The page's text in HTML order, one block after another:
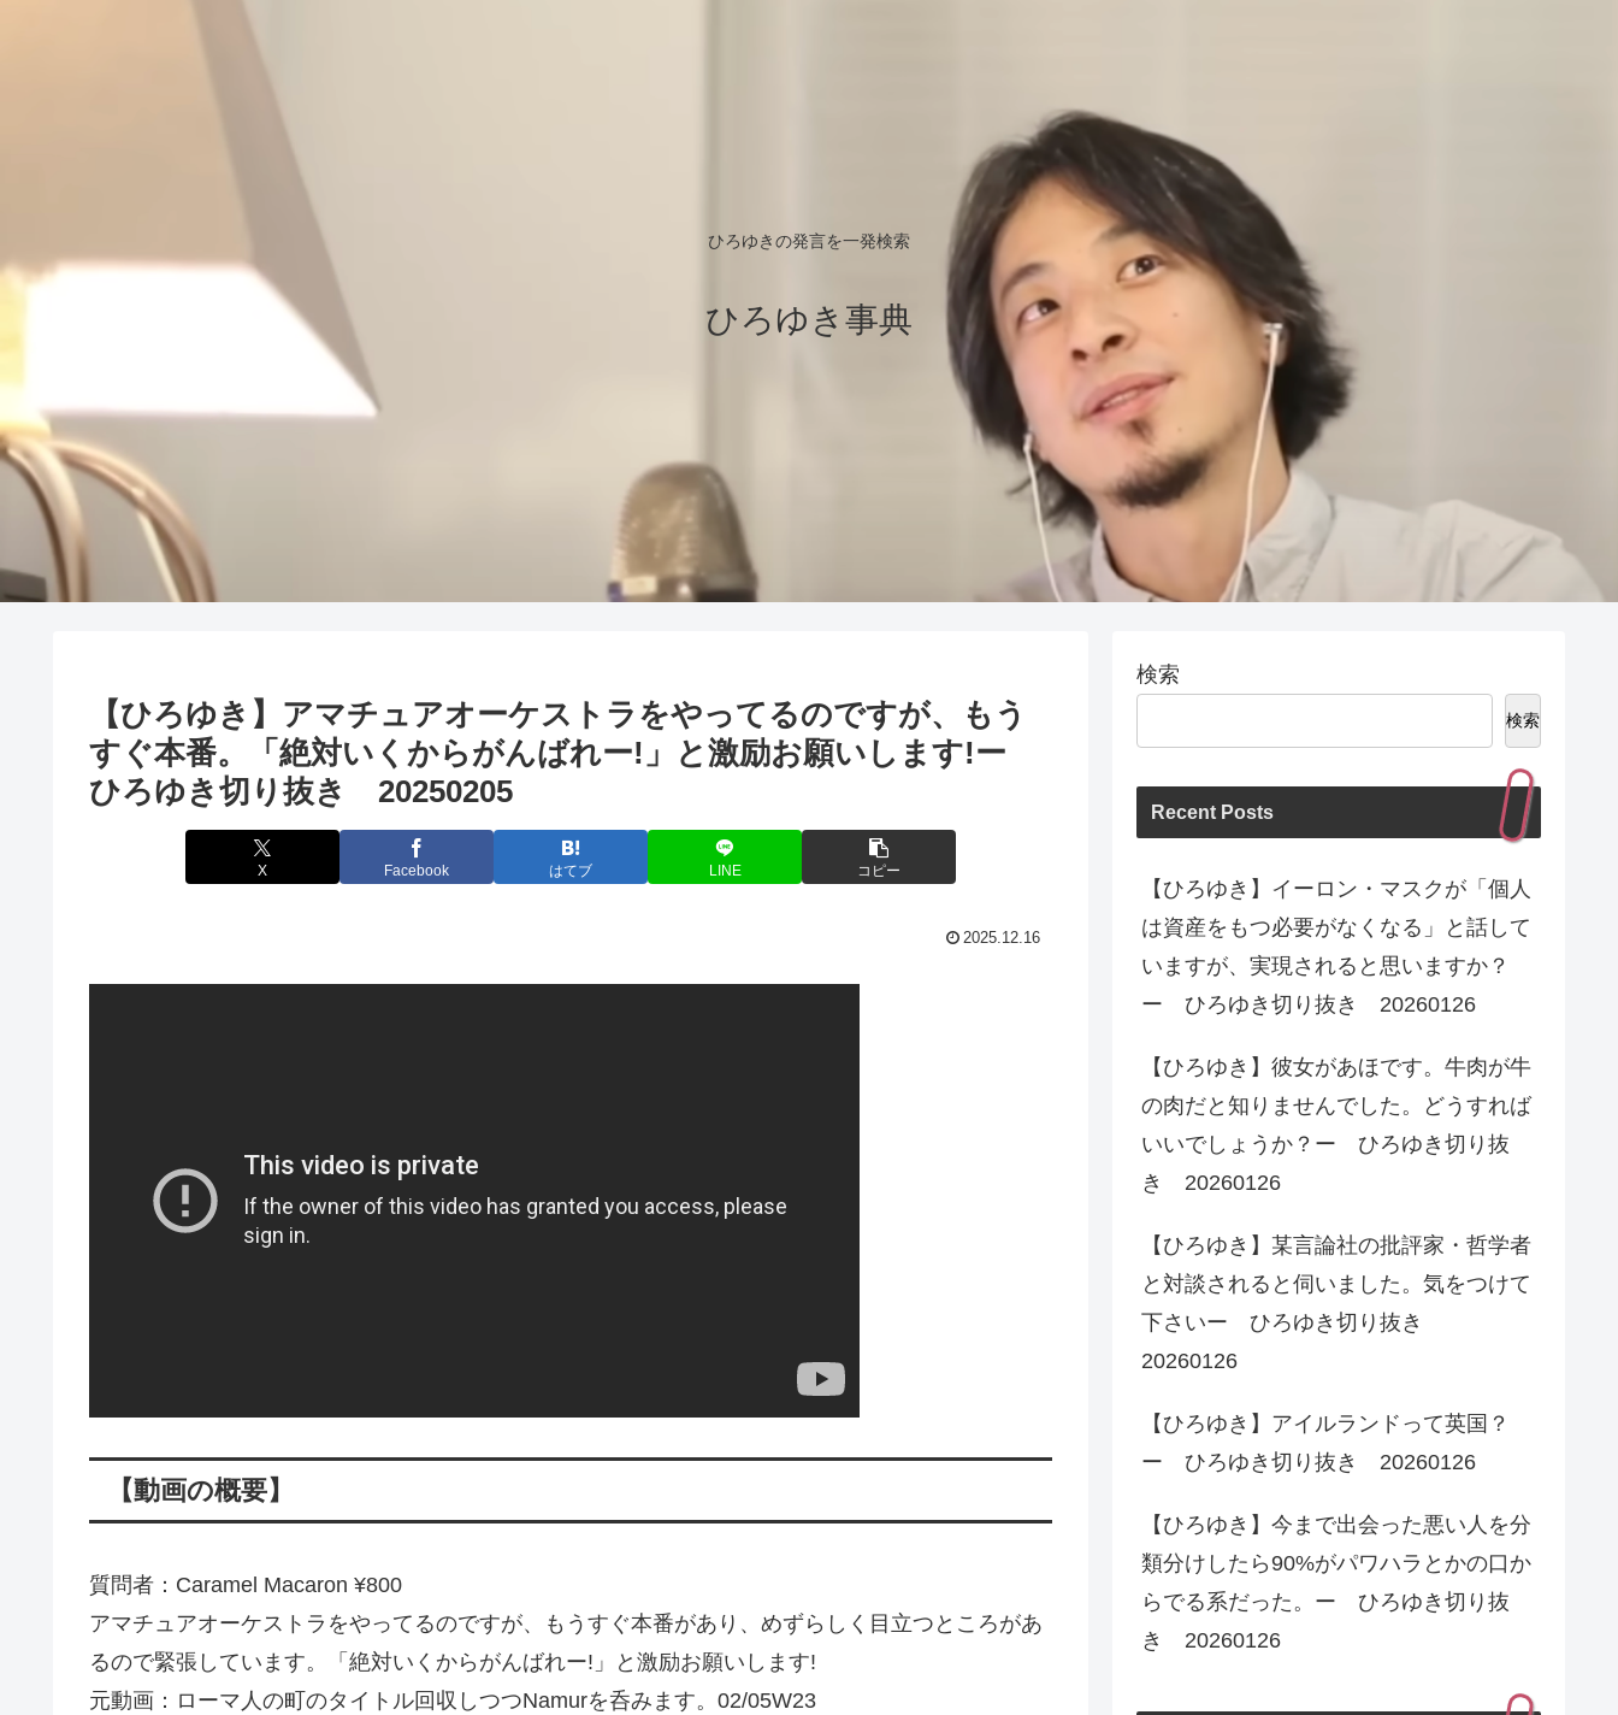
ひろゆきの発言を一発検索
ひろゆき事典
【ひろゆき】アマチュアオーケストラをやってるのですが、もう
すぐ本番。「絶対いくからがんばれー!」と激励お願いします!ー
ひろゆき切り抜き 20250205
X Facebook はてブ LINE コピー
2025.12.16
【動画の概要】
質問者：Caramel Macaron ¥800
アマチュアオーケストラをやってるのですが、もうすぐ本番があり、めずらしく目立つところがあ
るので緊張しています。「絶対いくからがんばれー!」と激励お願いします!
元動画：ローマ人の町のタイトル回収しつつNamurを呑みます。02/05W23
検索
検索
Recent Posts
【ひろゆき】イーロン・マスクが「個人
は資産をもつ必要がなくなる」と話して
いますが、実現されると思いますか？
ー ひろゆき切り抜き 20260126
【ひろゆき】彼女があほです。牛肉が牛
の肉だと知りませんでした。どうすれば
いいでしょうか？ー ひろゆき切り抜
き 20260126
【ひろゆき】某言論社の批評家・哲学者
と対談されると伺いました。気をつけて
下さいー ひろゆき切り抜き
20260126
【ひろゆき】アイルランドって英国？
ー ひろゆき切り抜き 20260126
【ひろゆき】今まで出会った悪い人を分
類分けしたら90%がパワハラとかの口か
らでる系だった。ー ひろゆき切り抜
き 20260126